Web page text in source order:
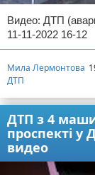
Видео: ДТП
11-11-2022 16-12
Мила Лермонтова
ДТП
ДТП з 4
проспекті у
видео